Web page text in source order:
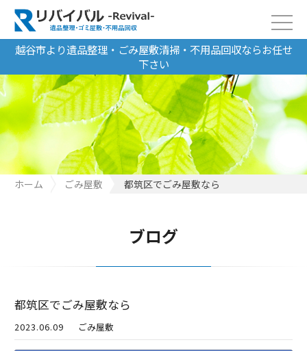
越谷市より遺品整理・ごみ屋敷清掃・不用品回収ならお任せ
下さい
ホーム ごみ屋敷 都筑区でごみ屋敷なら
ブログ
都筑区でごみ屋敷なら
2023.06.09 ごみ屋敷